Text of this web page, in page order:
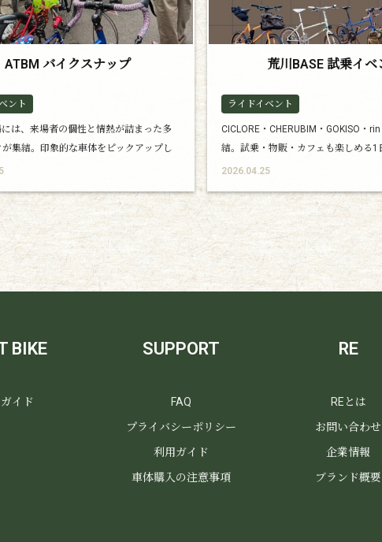
ATBM バイクスナップ
ント
には、来場者の個性と情熱が詰まった多
集結。印象的な車体をピックアップし
す。
荒川BASE 試乗イベ
ライドイベント
CICLORE・CHERUBIM・GOKISO・
結。試乗・物販・カフェも楽しめる1
2026.04.25
BIKE
イド
SUPPORT
FAQ
プライバシーポリシー
利用ガイド
車体購入の注意事項
RE
REとは
お問い合わせ
企業情報
ブランド概要